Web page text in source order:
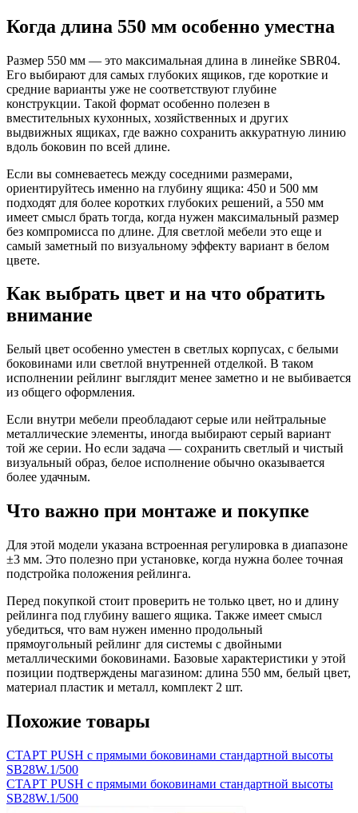
Когда длина 550 мм особенно уместна
Размер 550 мм — это максимальная длина в линейке SBR04.
Его выбирают для самых глубоких ящиков, где короткие и
средние варианты уже не соответствуют глубине
конструкции. Такой формат особенно полезен в
вместительных кухонных, хозяйственных и других
выдвижных ящиках, где важно сохранить аккуратную линию
вдоль боковин по всей длине.
Если вы сомневаетесь между соседними размерами,
ориентируйтесь именно на глубину ящика: 450 и 500 мм
подходят для более коротких глубоких решений, а 550 мм
имеет смысл брать тогда, когда нужен максимальный размер
без компромисса по длине. Для светлой мебели это еще и
самый заметный по визуальному эффекту вариант в белом
цвете.
Как выбрать цвет и на что обратить
внимание
Белый цвет особенно уместен в светлых корпусах, с белыми
боковинами или светлой внутренней отделкой. В таком
исполнении рейлинг выглядит менее заметно и не выбивается
из общего оформления.
Если внутри мебели преобладают серые или нейтральные
металлические элементы, иногда выбирают серый вариант
той же серии. Но если задача — сохранить светлый и чистый
визуальный образ, белое исполнение обычно оказывается
более удачным.
Что важно при монтаже и покупке
Для этой модели указана встроенная регулировка в диапазоне
±3 мм. Это полезно при установке, когда нужна более точная
подстройка положения рейлинга.
Перед покупкой стоит проверить не только цвет, но и длину
рейлинга под глубину вашего ящика. Также имеет смысл
убедиться, что вам нужен именно продольный
прямоугольный рейлинг для системы с двойными
металлическими боковинами. Базовые характеристики у этой
позиции подтверждены магазином: длина 550 мм, белый цвет,
материал пластик и металл, комплект 2 шт.
Похожие товары
СТАРТ PUSH с прямыми боковинами стандартной высоты
SB28W.1/500
СТАРТ PUSH с прямыми боковинами стандартной высоты
SB28W.1/500